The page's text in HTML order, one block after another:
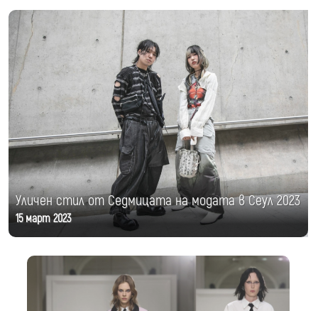
Уличен стил от Седмицата на модата в Сеул 2023
15 март 2023